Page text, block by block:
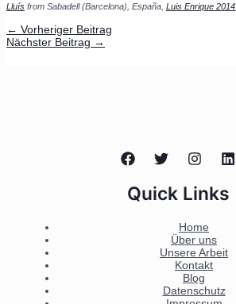
Lluís from Sabadell (Barcelona), España, Luis Enrique 2014
← Vorheriger Beitrag
Nächster Beitrag →
Quick Links
Home
Über uns
Unsere Arbeit
Kontakt
Blog
Datenschutz